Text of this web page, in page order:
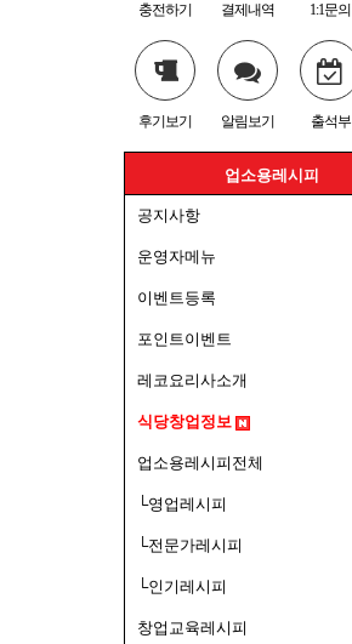
충전하기 결제내역 1:1문의
후기보기 알림보기 출석부
업소용레시피
공지사항
운영자메뉴
이벤트등록
포인트이벤트
레코요리사소개
식당창업정보
업소용레시피전체
└영업레시피
└전문가레시피
└인기레시피
창업교육레시피